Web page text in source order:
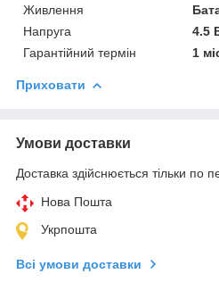
Живлення
Напруга
4.5
Гарантійний термін
1
Приховати
Умови доставки
Доставка здійснюється тільки по
Нова Пошта
Укрпошта
Всі умови доставки